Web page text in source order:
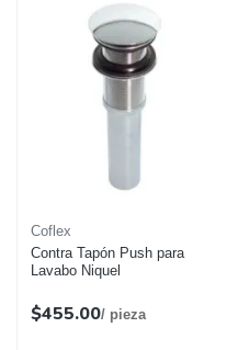
Coflex
Contra Tapón Push para
Lavabo Niquel
$455.00/ pieza